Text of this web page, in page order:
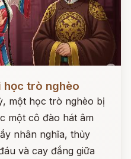
học trò nghèo
một học trò nghèo bị
một cô đào hát âm
nhân nghĩa, thủy
và cay đắng giữa